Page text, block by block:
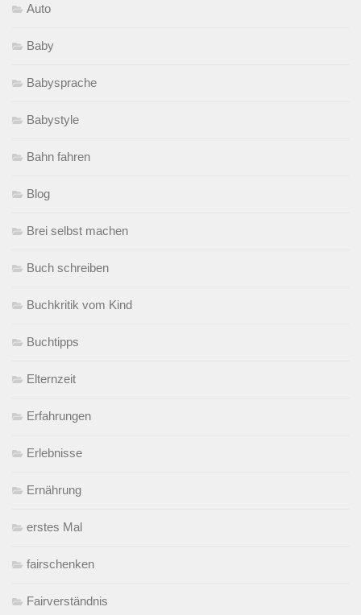
Auto
Baby
Babysprache
Babystyle
Bahn fahren
Blog
Brei selbst machen
Buch schreiben
Buchkritik vom Kind
Buchtipps
Elternzeit
Erfahrungen
Erlebnisse
Ernährung
erstes Mal
fairschenken
Fairverständnis